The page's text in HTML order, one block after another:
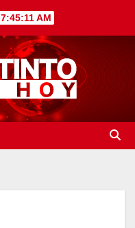
7:45:12 AM